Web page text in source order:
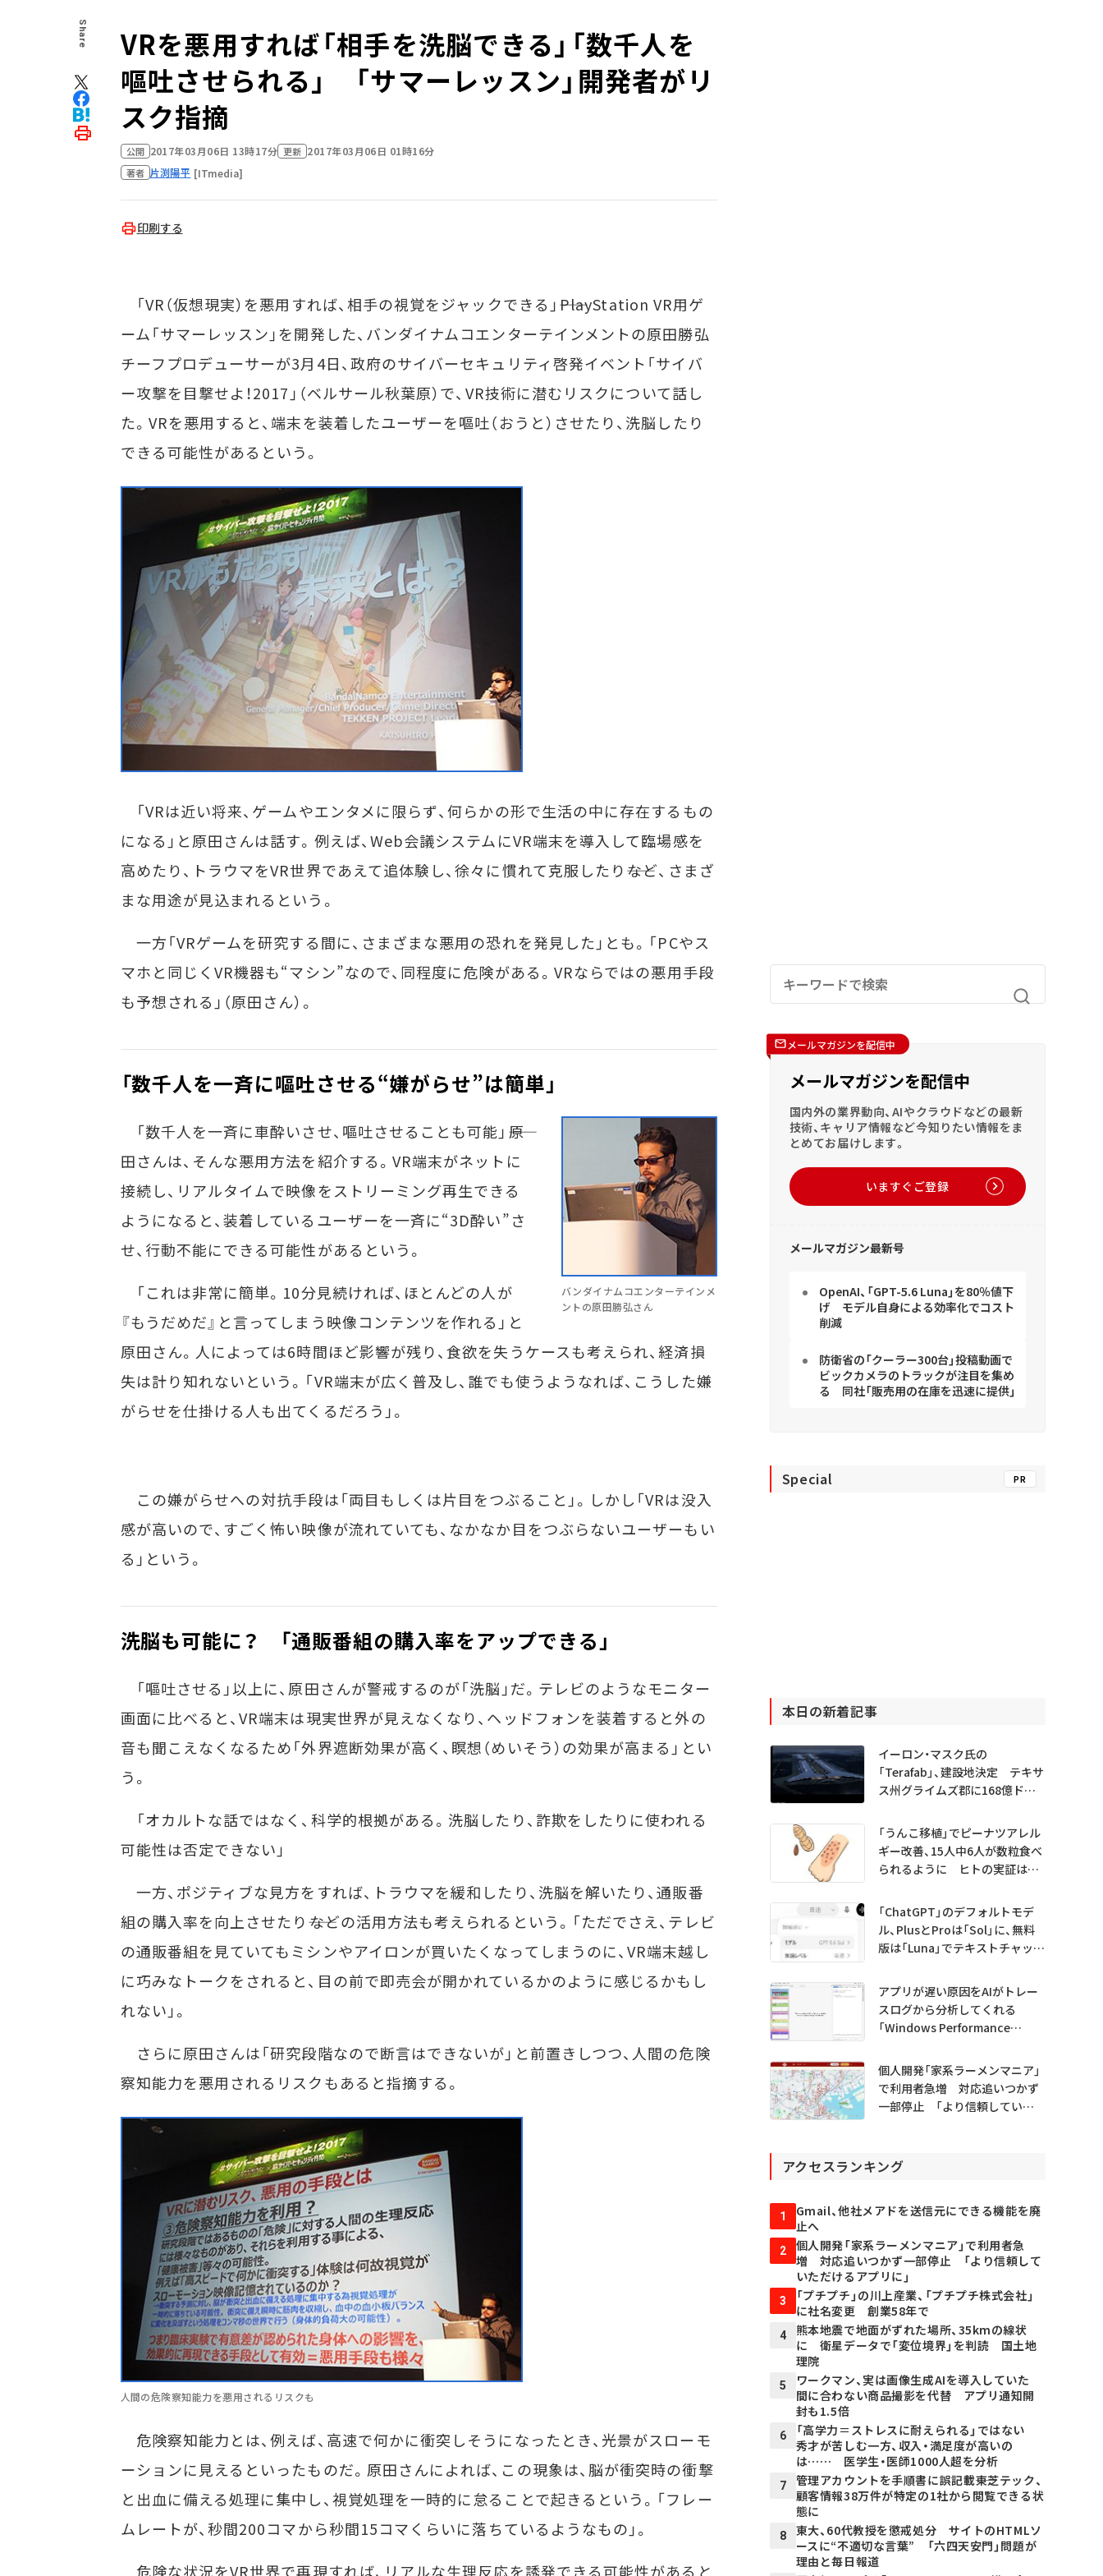
Share
VRを悪用すれば「相手を洗脳できる」「数千人を
嘔吐させられる」 「サマーレッスン」開発者がリ
スク指摘
公開 2017年03月06日 13時17分 更新 2017年03月06日 01時16分
著者 片渕陽平 [ITmedia]
印刷する
「VR（仮想現実）を悪用すれば、相手の視覚をジャックできる」――PlayStation VR用ゲ
ーム「サマーレッスン」を開発した、バンダイナムコエンターテインメントの原田勝弘
チーフプロデューサーが3月4日、政府のサイバーセキュリティ啓発イベント「サイバ
ー攻撃を目撃せよ！2017」（ベルサール秋葉原）で、VR技術に潜むリスクについて話し
た。VRを悪用すると、端末を装着したユーザーを嘔吐（おうと）させたり、洗脳したり
できる可能性があるという。
「VRは近い将来、ゲームやエンタメに限らず、何らかの形で生活の中に存在するもの
になる」と原田さんは話す。例えば、Web会議システムにVR端末を導入して臨場感を
高めたり、トラウマをVR世界であえて追体験し、徐々に慣れて克服したり――など、さまざ
まな用途が見込まれるという。
一方「VRゲームを研究する間に、さまざまな悪用の恐れを発見した」とも。「PCやス
マホと同じくVR機器も“マシン”なので、同程度に危険がある。VRならではの悪用手段
も予想される」（原田さん）。
「数千人を一斉に嘔吐させる“嫌がらせ”は簡単」
バンダイナムコエンターテインメ
ントの原田勝弘さん
「数千人を一斉に車酔いさせ、嘔吐させることも可能」――原
田さんは、そんな悪用方法を紹介する。VR端末がネットに
接続し、リアルタイムで映像をストリーミング再生できる
ようになると、装着しているユーザーを一斉に“3D酔い”さ
せ、行動不能にできる可能性があるという。
「これは非常に簡単。10分見続ければ、ほとんどの人が
『もうだめだ』と言ってしまう映像コンテンツを作れる」と
原田さん。人によっては6時間ほど影響が残り、食欲を失うケースも考えられ、経済損
失は計り知れないという。「VR端末が広く普及し、誰でも使うようなれば、こうした嫌
がらせを仕掛ける人も出てくるだろう」。
この嫌がらせへの対抗手段は「両目もしくは片目をつぶること」。しかし「VRは没入
感が高いので、すごく怖い映像が流れていても、なかなか目をつぶらないユーザーもい
る」という。
洗脳も可能に？ 「通販番組の購入率をアップできる」
「嘔吐させる」以上に、原田さんが警戒するのが「洗脳」だ。テレビのようなモニター
画面に比べると、VR端末は現実世界が見えなくなり、ヘッドフォンを装着すると外の
音も聞こえなくなるため「外界遮断効果が高く、瞑想（めいそう）の効果が高まる」とい
う。
「オカルトな話ではなく、科学的根拠がある。洗脳したり、詐欺をしたりに使われる
可能性は否定できない」
一方、ポジティブな見方をすれば、トラウマを緩和したり、洗脳を解いたり、通販番
組の購入率を向上させたり――などの活用方法も考えられるという。「ただでさえ、テレビ
の通販番組を見ていてもミシンやアイロンが買いたくなってしまうのに、VR端末越し
に巧みなトークをされると、目の前で即売会が開かれているかのように感じるかもし
れない」。
さらに原田さんは「研究段階なので断言はできないが」と前置きしつつ、人間の危険
察知能力を悪用されるリスクもあると指摘する。
人間の危険察知能力を悪用されるリスクも
危険察知能力とは、例えば、高速で何かに衝突しそうになったとき、光景がスローモ
ーションに見えるといったものだ。原田さんによれば、この現象は、脳が衝突時の衝撃
と出血に備える処理に集中し、視覚処理を一時的に怠ることで起きるという。「フレー
ムレートが、秒間200コマから秒間15コマくらいに落ちているようなもの」。
危険な状況をVR世界で再現すれば、リアルな生理反応を誘発できる可能性があると
メールマガジンを配信中
メールマガジンを配信中
国内外の業界動向、AIやクラウドなどの最新
技術、キャリア情報など今知りたい情報をま
とめてお届けします。
いますぐご登録
メールマガジン最新号
OpenAI、「GPT-5.6 Luna」を80％値下
げ モデル自身による効率化でコスト
削減
防衛省の「クーラー300台」投稿動画で
ビックカメラのトラックが注目を集め
る 同社「販売用の在庫を迅速に提供」
Special PR
本日の新着記事
イーロン・マスク氏の
「Terafab」、建設地決定 テキサ
ス州グライムズ郡に168億ドル
「うんこ移植」でピーナツアレル
ギー改善、15人中6人が数粒食べ
られるように ヒトの実証は
「ChatGPT」のデフォルトモデ
ル、PlusとProは「Sol」に、無料
版は「Luna」でテキストチャット
アプリが遅い原因をAIがトレー
スログから分析してくれる
「Windows Performance
プレビュー公開
個人開発「家系ラーメンマニア」
で利用者急増 対応追いつかず
一部停止 「より信頼していた
アクセスランキング
1
Gmail、他社メアドを送信元にできる機能を廃
止へ
2
個人開発「家系ラーメンマニア」で利用者急
増 対応追いつかず一部停止 「より信頼して
いただけるアプリに」
3
「プチプチ」の川上産業、「プチプチ株式会社」
に社名変更 創業58年で
4
熊本地震で地面がずれた場所、35kmの線状
に 衛星データで「変位境界」を判読 国土地
理院
5
ワークマン、実は画像生成AIを導入していた
間に合わない商品撮影を代替 アプリ通知開
封も1.5倍
6
「高学力＝ストレスに耐えられる」ではない
秀才が苦しむ一方、収入・満足度が高いの
は…… 医学生・医師1000人超を分析
7
管理アカウントを手順書に誤記載――東芝テック、
顧客情報38万件が特定の1社から閲覧できる状
態に
8
東大、60代教授を懲戒処分 サイトのHTMLソ
ースに“不適切な言葉” 「六四天安門」問題が
理由と毎日報道